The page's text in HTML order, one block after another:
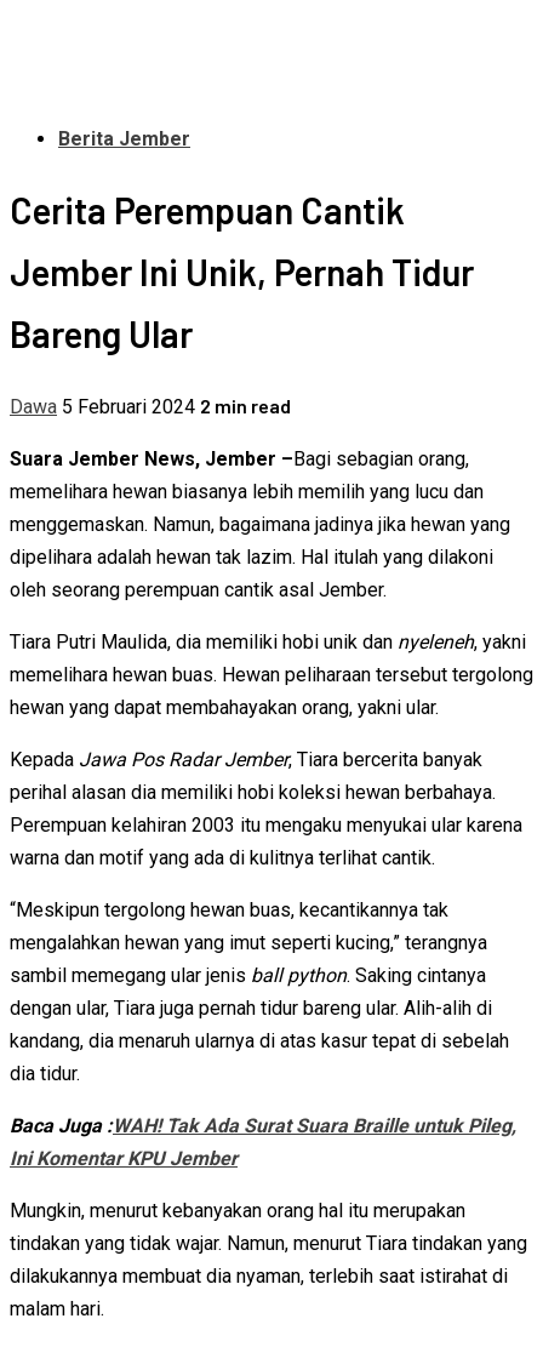
Berita Jember
Cerita Perempuan Cantik
Jember Ini Unik, Pernah Tidur
Bareng Ular
Dawa 5 Februari 2024 2 min read
Suara Jember News, Jember – Bagi sebagian orang,
memelihara hewan biasanya lebih memilih yang lucu dan
menggemaskan. Namun, bagaimana jadinya jika hewan yang
dipelihara adalah hewan tak lazim. Hal itulah yang dilakoni
oleh seorang perempuan cantik asal Jember.
Tiara Putri Maulida, dia memiliki hobi unik dan nyeleneh, yakni
memelihara hewan buas. Hewan peliharaan tersebut tergolong
hewan yang dapat membahayakan orang, yakni ular.
Kepada Jawa Pos Radar Jember, Tiara bercerita banyak
perihal alasan dia memiliki hobi koleksi hewan berbahaya.
Perempuan kelahiran 2003 itu mengaku menyukai ular karena
warna dan motif yang ada di kulitnya terlihat cantik.
“Meskipun tergolong hewan buas, kecantikannya tak
mengalahkan hewan yang imut seperti kucing,” terangnya
sambil memegang ular jenis ball python. Saking cintanya
dengan ular, Tiara juga pernah tidur bareng ular. Alih-alih di
kandang, dia menaruh ularnya di atas kasur tepat di sebelah
dia tidur.
Baca Juga :WAH! Tak Ada Surat Suara Braille untuk Pileg,
Ini Komentar KPU Jember
Mungkin, menurut kebanyakan orang hal itu merupakan
tindakan yang tidak wajar. Namun, menurut Tiara tindakan yang
dilakukannya membuat dia nyaman, terlebih saat istirahat di
malam hari.